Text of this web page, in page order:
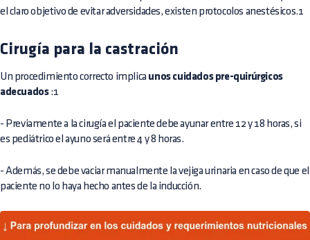
el claro objetivo de evitar adversidades, existen protocolos anestésicos.1
Cirugía para la castración
Un procedimiento correcto implica unos cuidados pre-quirúrgicos
adecuados:1
- Previamente a la cirugía el paciente debe ayunar entre 12 y 18 horas, si
es pediátrico el ayuno será entre 4 y 8 horas.
- Además, se debe vaciar manualmente la vejiga urinaria en caso de que el
paciente no lo haya hecho antes de la inducción.